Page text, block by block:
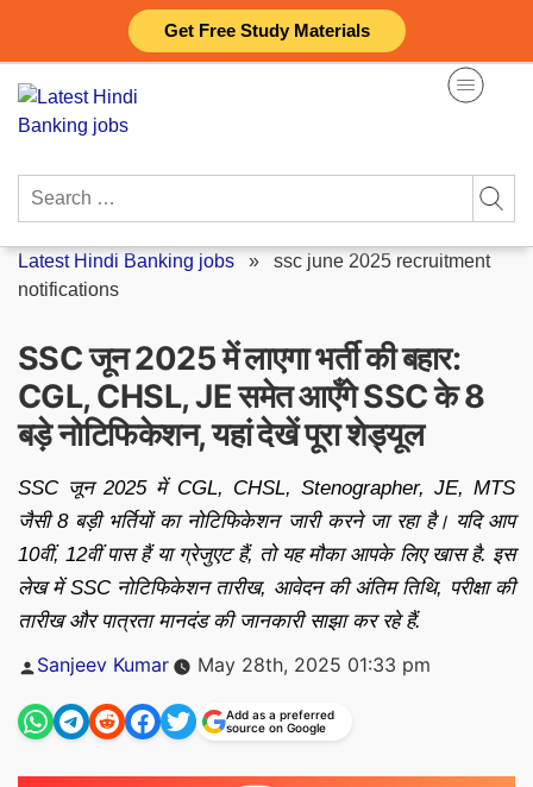
Get Free Study Materials
content
Search
Latest Hindi Banking jobs » ssc june 2025 recruitment
notifications
SSC जून 2025 में लाएगा भर्ती की बहार:
CGL, CHSL, JE समेत आएँगे SSC के 8
बड़े नोटिफिकेशन, यहां देखें पूरा शेड्यूल
SSC जून 2025 में CGL, CHSL, Stenographer, JE, MTS
जैसी 8 बड़ी भर्तियों का नोटिफिकेशन जारी करने जा रहा है। यदि आप
10वीं, 12वीं पास हैं या ग्रेजुएट हैं, तो यह मौका आपके लिए खास है. इस
लेख में SSC नोटिफिकेशन तारीख, आवेदन की अंतिम तिथि, परीक्षा की
तारीख और पात्रता मानदंड की जानकारी साझा कर रहे हैं.
Posted
Sanjeev Kumar May 28th, 2025 01:33 pm
Add as a preferred
source on Google